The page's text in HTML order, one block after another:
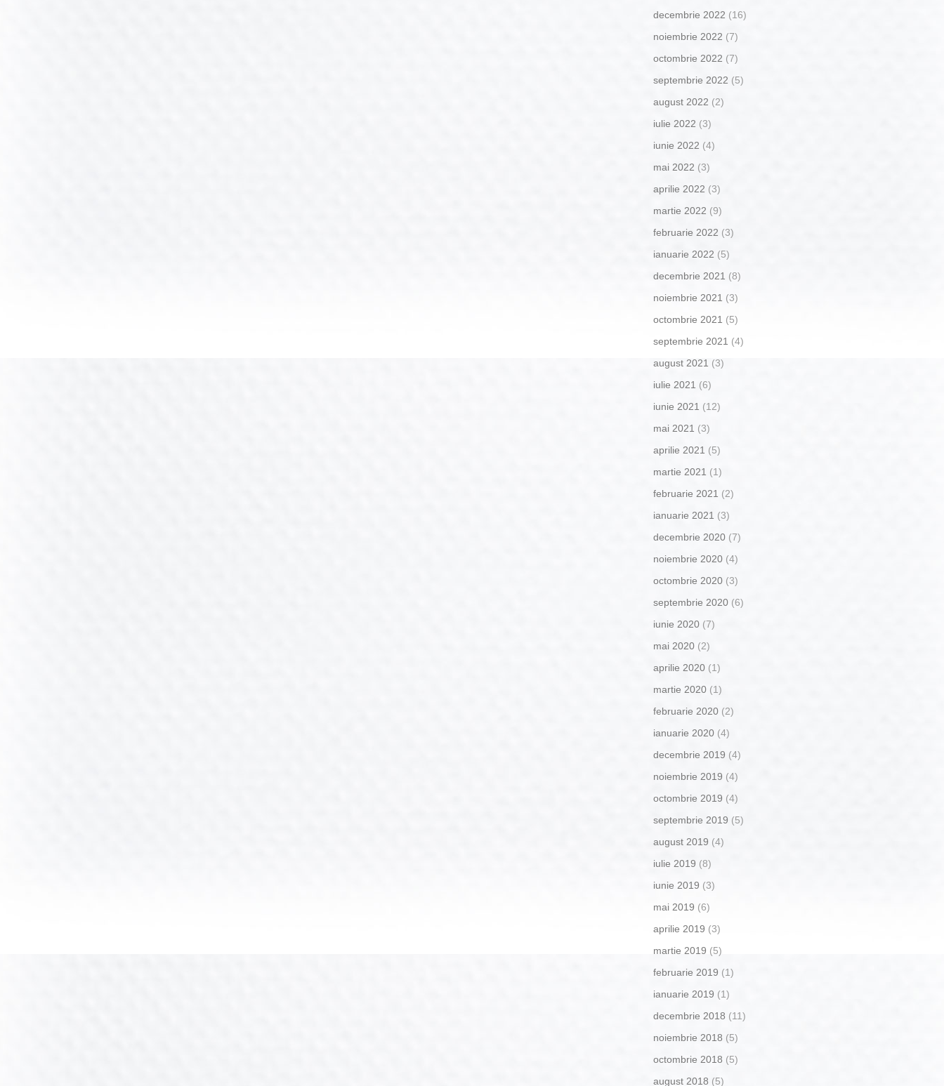
decembrie 2022 (16)
noiembrie 2022 (7)
octombrie 2022 (7)
septembrie 2022 (5)
august 2022 (2)
iulie 2022 (3)
iunie 2022 (4)
mai 2022 (3)
aprilie 2022 (3)
martie 2022 (9)
februarie 2022 (3)
ianuarie 2022 (5)
decembrie 2021 (8)
noiembrie 2021 (3)
octombrie 2021 (5)
septembrie 2021 (4)
august 2021 (3)
iulie 2021 (6)
iunie 2021 (12)
mai 2021 (3)
aprilie 2021 (5)
martie 2021 (1)
februarie 2021 (2)
ianuarie 2021 (3)
decembrie 2020 (7)
noiembrie 2020 (4)
octombrie 2020 (3)
septembrie 2020 (6)
iunie 2020 (7)
mai 2020 (2)
aprilie 2020 (1)
martie 2020 (1)
februarie 2020 (2)
ianuarie 2020 (4)
decembrie 2019 (4)
noiembrie 2019 (4)
octombrie 2019 (4)
septembrie 2019 (5)
august 2019 (4)
iulie 2019 (8)
iunie 2019 (3)
mai 2019 (6)
aprilie 2019 (3)
martie 2019 (5)
februarie 2019 (1)
ianuarie 2019 (1)
decembrie 2018 (11)
noiembrie 2018 (5)
octombrie 2018 (5)
august 2018 (5)